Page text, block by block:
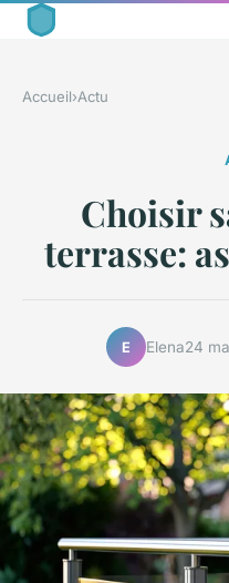
Accueil›Actu
Choisir
terrasse:
E Elena24